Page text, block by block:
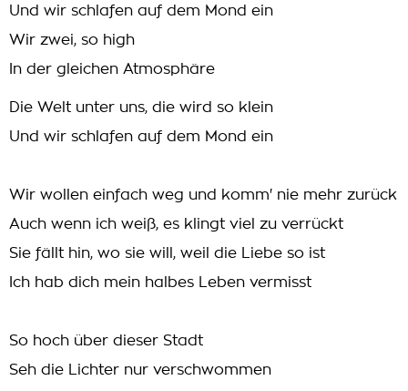
Und wir schlafen auf dem Mond ein
Wir zwei, so high
In der gleichen Atmosphäre
Die Welt unter uns, die wird so klein
Und wir schlafen auf dem Mond ein
Wir wollen einfach weg und komm' nie mehr zurück
Auch wenn ich weiß, es klingt viel zu verrückt
Sie fällt hin, wo sie will, weil die Liebe so ist
Ich hab dich mein halbes Leben vermisst
So hoch über dieser Stadt
Seh die Lichter nur verschwommen